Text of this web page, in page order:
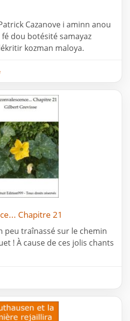
Cazanove i aminn anou
dou botésité samayaz
kozman maloya.
Chapitre 21
peu traînassé sur le chemin
! À cause de ces jolis chants